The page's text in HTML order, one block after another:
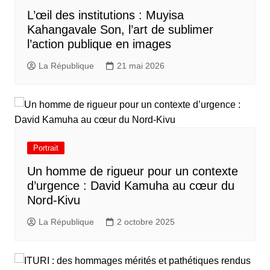
L’œil des institutions : Muyisa
Kahangavale Son, l’art de sublimer
l’action publique en images
La République 21 mai 2026
Portrait
Un homme de rigueur pour un contexte
d’urgence : David Kamuha au cœur du
Nord-Kivu
La République 2 octobre 2025